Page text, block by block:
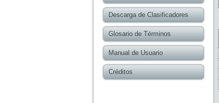
Descarga de Clasificadores
Glosario de Términos
Manual de Usuario
Créditos